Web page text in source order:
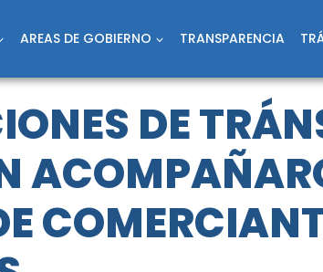
AREAS DE GOBIERNO TRANSPARENCIA
DE